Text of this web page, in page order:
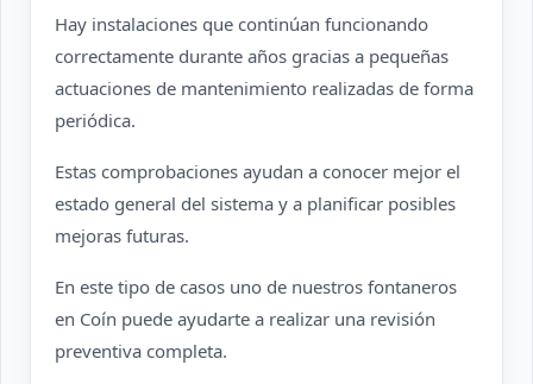
Hay instalaciones que continúan funcionando
correctamente durante años gracias a pequeñas
actuaciones de mantenimiento realizadas de forma
periódica.
Estas comprobaciones ayudan a conocer mejor el
estado general del sistema y a planificar posibles
mejoras futuras.
En este tipo de casos uno de nuestros fontaneros
en Coín puede ayudarte a realizar una revisión
preventiva completa.